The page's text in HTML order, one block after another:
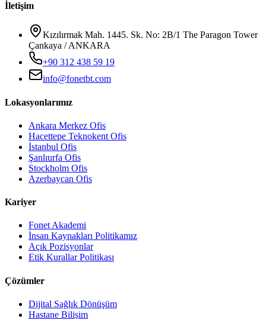
İletişim
Kızılırmak Mah. 1445. Sk. No: 2B/1 The Paragon Tower
Çankaya / ANKARA
+90 312 438 59 19
info@fonetbt.com
Lokasyonlarımız
Ankara Merkez Ofis
Hacettepe Teknokent Ofis
İstanbul Ofis
Şanlıurfa Ofis
Stockholm Ofis
Azerbaycan Ofis
Kariyer
Fonet Akademi
İnsan Kaynakları Politikamız
Açık Pozisyonlar
Etik Kurallar Politikası
Çözümler
Dijital Sağlık Dönüşüm
Hastane Bilişim